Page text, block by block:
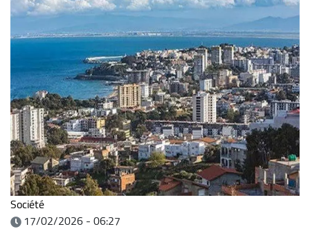
Société
17/02/2026 - 06:27